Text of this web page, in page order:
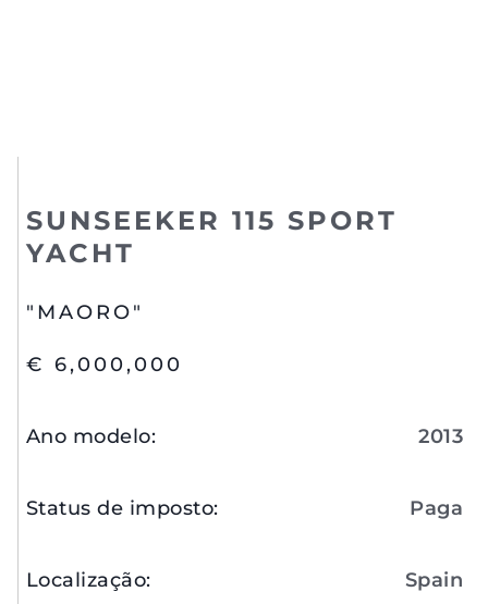
SUNSEEKER 115 SPORT
YACHT
"MAORO"
€ 6,000,000
Ano modelo: 2013
Status de imposto: Paga
Localização: Spain